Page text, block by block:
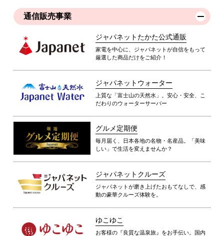
通信販売事業
ジャパネットたかた公式通販
家電を中心に、ジャパネットが自信をもって
厳選した商品だけをご紹介！
ジャパネットウォーター
上質な「富士山の天然水」。安心・安全、こ
だわりのウォーターサーバー
グルメ定期便
毎月届く、日本各地の名物・名産品。「美味
しい」で生活を変えませんか？
ジャパネットクルーズ
ジャパネットが磨き上げたおもてなしで、感
動の豪華クルーズ体験を。
ゆこゆこ
お客様の『良質な温泉旅』をお手伝い。国内